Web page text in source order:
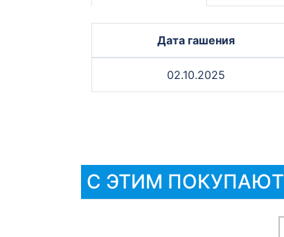
Дата гашения
02.10.2025
С ЭТИМ ПОКУПАЮТ